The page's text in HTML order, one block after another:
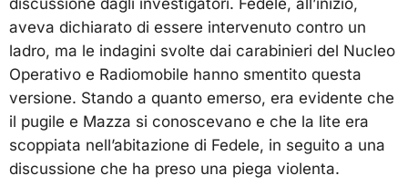
aveva dichiarato di essere intervenuto contro un
ladro, ma le indagini svolte dai carabinieri del Nucleo
Operativo e Radiomobile hanno smentito questa
versione. Stando a quanto emerso, era evidente che
il pugile e Mazza si conoscevano e che la lite era
scoppiata nell’abitazione di Fedele, in seguito a una
discussione che ha preso una piega violenta.